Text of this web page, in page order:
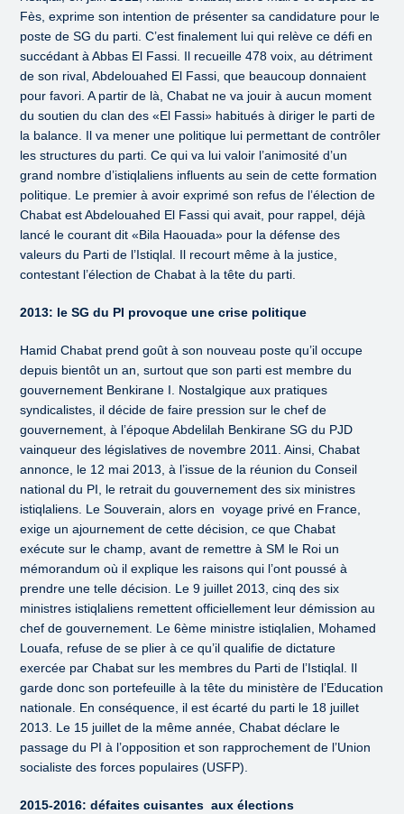
Fès, exprime son intention de présenter sa candidature pour le
poste de SG du parti. C’est finalement lui qui relève ce défi en
succédant à Abbas El Fassi. Il recueille 478 voix, au détriment
de son rival, Abdelouahed El Fassi, que beaucoup donnaient
pour favori. A partir de là, Chabat ne va jouir à aucun moment
du soutien du clan des «El Fassi» habitués à diriger le parti de
la balance. Il va mener une politique lui permettant de contrôler
les structures du parti. Ce qui va lui valoir l’animosité d’un
grand nombre d’istiqlaliens influents au sein de cette formation
politique. Le premier à avoir exprimé son refus de l’élection de
Chabat est Abdelouahed El Fassi qui avait, pour rappel, déjà
lancé le courant dit «Bila Haouada» pour la défense des
valeurs du Parti de l’Istiqlal. Il recourt même à la justice,
contestant l’élection de Chabat à la tête du parti.
2013: le SG du PI provoque une crise politique
Hamid Chabat prend goût à son nouveau poste qu’il occupe
depuis bientôt un an, surtout que son parti est membre du
gouvernement Benkirane I. Nostalgique aux pratiques
syndicalistes, il décide de faire pression sur le chef de
gouvernement, à l’époque Abdelilah Benkirane SG du PJD
vainqueur des législatives de novembre 2011. Ainsi, Chabat
annonce, le 12 mai 2013, à l’issue de la réunion du Conseil
national du PI, le retrait du gouvernement des six ministres
istiqlaliens. Le Souverain, alors en voyage privé en France,
exige un ajournement de cette décision, ce que Chabat
exécute sur le champ, avant de remettre à SM le Roi un
mémorandum où il explique les raisons qui l’ont poussé à
prendre une telle décision. Le 9 juillet 2013, cinq des six
ministres istiqlaliens remettent officiellement leur démission au
chef de gouvernement. Le 6ème ministre istiqlalien, Mohamed
Louafa, refuse de se plier à ce qu’il qualifie de dictature
exercée par Chabat sur les membres du Parti de l’Istiqlal. Il
garde donc son portefeuille à la tête du ministère de l’Education
nationale. En conséquence, il est écarté du parti le 18 juillet
2013. Le 15 juillet de la même année, Chabat déclare le
passage du PI à l’opposition et son rapprochement de l’Union
socialiste des forces populaires (USFP).
2015-2016: défaites cuisantes aux élections